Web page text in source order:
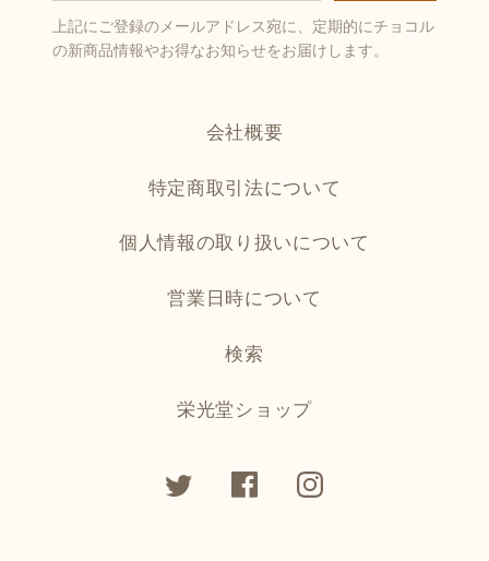
上記にご登録のメールアドレス宛に、定期的にチョコル
の新商品情報やお得なお知らせをお届けします。
会社概要
特定商取引法について
個人情報の取り扱いについて
営業日時について
検索
栄光堂ショップ